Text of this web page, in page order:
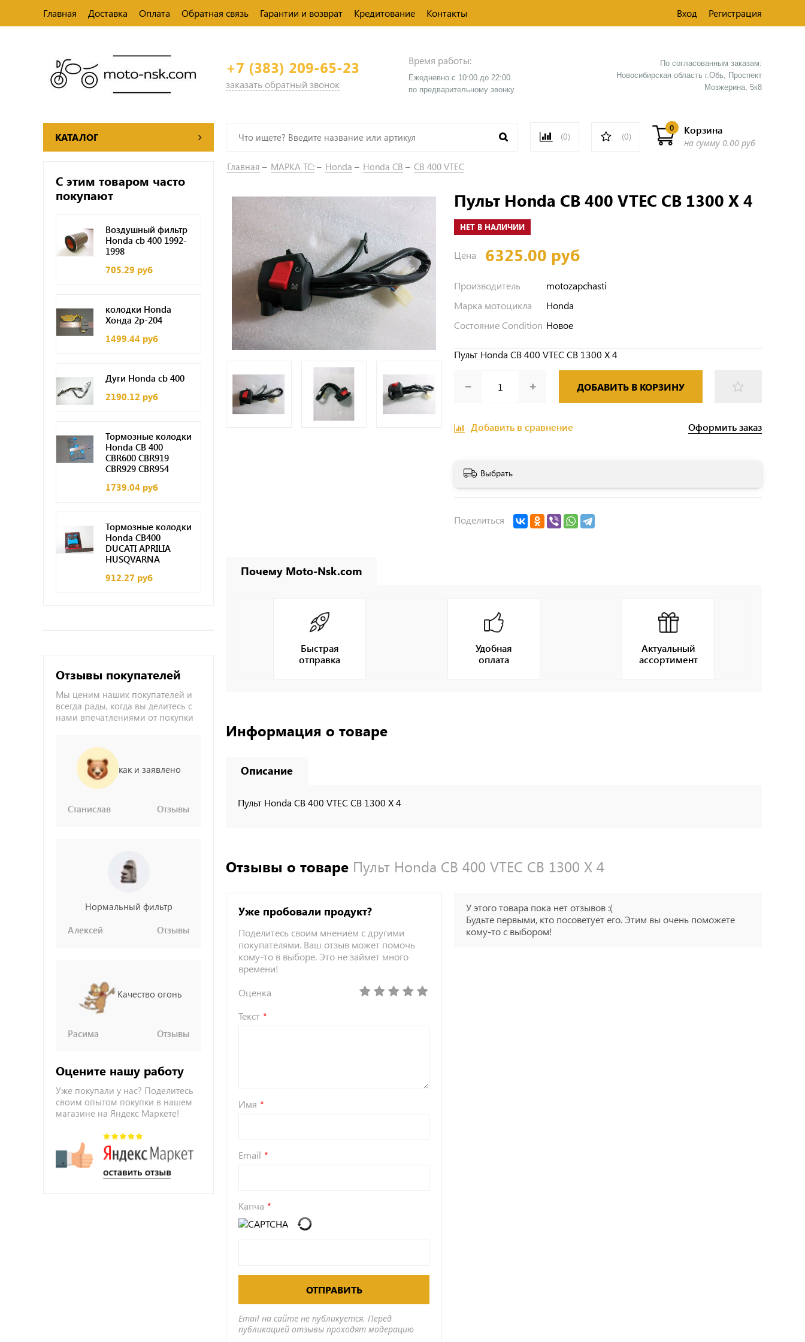
Главная Доставка Оплата Обратная связь Гарантии и возврат Кредитование Контакты Вход Регистрация
+7 (383) 209-65-23
заказать обратный звонок
Время работы:
Ежедневно с 10:00 до 22:00
​по предварительному звонку
По согласованным заказам:
Новосибирская область г.Обь, Проспект
Мозжерина, 5к8​
КАТАЛОГ (0) (0)
Корзина
0
на сумму 0.00 руб
С этим товаром часто
покупают
Воздушный фильтр
Honda cb 400 1992-
1998
705.29 руб
колодки Honda
Хонда 2p-204
1499.44 руб
Дуги Honda cb 400
2190.12 руб
Тормозные колодки
Honda CB 400
CBR600 CBR919
CBR929 CBR954
1739.04 руб
Тормозные колодки
Honda CB400
DUCATI APRILIA
HUSQVARNA
912.27 руб
Отзывы покупателей
Мы ценим наших покупателей и
всегда рады, когда вы делитесь с
нами впечатлениями от покупки
как и заявлено
Станислав Отзывы
Нормальный фильтр
Алексей
Отзывы
Качество огонь
Расима Отзывы
Оцените нашу работу
Уже покупали у нас? Поделитесь
своим опытом покупки в нашем
магазине на Яндекс Маркете!
Главная МАРКА ТС: Honda Honda CB CB 400 VTEC
Пульт Honda CB 400 VTEC CB 1300 X 4
НЕТ В НАЛИЧИИ
Цена 6325.00 руб
Производитель
motozapchasti
Марка мотоцикла
Honda
Состояние Condition Новое
Пульт Honda CB 400 VTEC CB 1300 X 4
ДОБАВИТЬ В КОРЗИНУ
Добавить в сравнение Оформить заказ
Выбрать
Поделиться
Почему Moto-Nsk.com
Быстрая
отправка
Удобная
оплата
Актуальный
ассортимент
Информация о товаре
Описание
Пульт Honda CB 400 VTEC CB 1300 X 4
Отзывы о товаре Пульт Honda CB 400 VTEC CB 1300 X 4
Уже пробовали продукт?
Поделитесь своим мнением с другими
покупателями. Ваш отзыв может помочь
кому-то в выборе. Это не займет много
времени!
Оценка
Текст
Имя
Email
Капча
ОТПРАВИТЬ
Email на сайте не публикуется. Перед
публикацией отзывы проходят модерацию
У этого товара пока нет отзывов :(
Будьте первыми, кто посоветует его. Этим вы очень поможете
кому-то с выбором!